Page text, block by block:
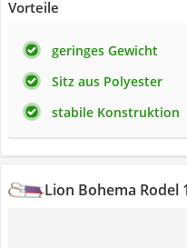
Vorteile
geringes Gewicht
Sitz aus Polyester
stabile Konstruktion
Lion Bohema Rodel